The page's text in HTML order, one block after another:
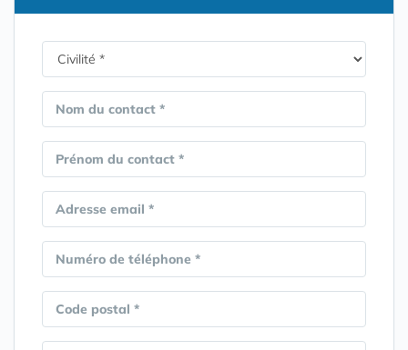
Nom du contact *
Prénom du contact *
Adresse email *
Numéro de téléphone *
Code postal *